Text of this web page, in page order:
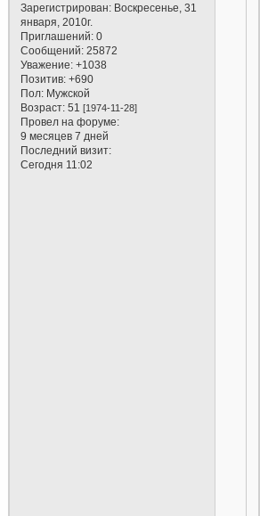
Зарегистрирован: Воскресенье, 31
января, 2010г.
Приглашений: 0
Сообщений: 25872
Уважение: +1038
Позитив: +690
Пол: Мужской
Возраст: 51[1974-11-28]
Провел на форуме:
9 месяцев 7 дней
Последний визит:
Сегодня 11:02